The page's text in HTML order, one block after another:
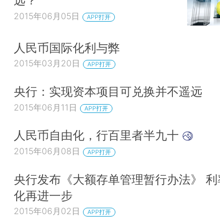
2015年06月05日 APP打开
人民币国际化利与弊
2015年03月20日 APP打开
央行：实现资本项目可兑换并不遥远
2015年06月11日 APP打开
人民币自由化，行百里者半九十
2015年06月08日 APP打开
央行发布《大额存单管理暂行办法》
化再进一步
2015年06月02日 APP打开